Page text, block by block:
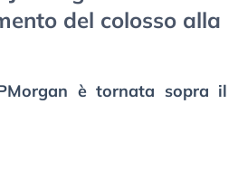
del colosso alla
è tornata sopra il